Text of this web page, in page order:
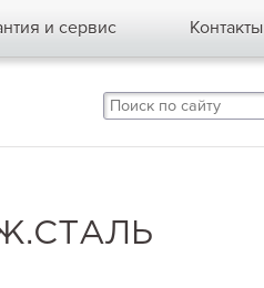
и сервис Контакты